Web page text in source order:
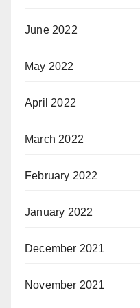
June 2022
May 2022
April 2022
March 2022
February 2022
January 2022
December 2021
November 2021